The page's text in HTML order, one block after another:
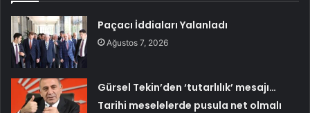
Paçacı İddiaları Yalanladı
Ağustos 7, 2026
Gürsel Tekin’den ‘tutarlılık’ mesajı…
Tarihi meselelerde pusula net olmalı